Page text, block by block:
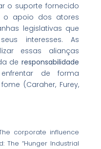
o suporte fornecido
o apoio dos atores
legislativas que
interesses. As
essas alianças
deresponsabilidade
de forma
(Caraher, Furey,
The corporate influence
The “Hunger Industrial